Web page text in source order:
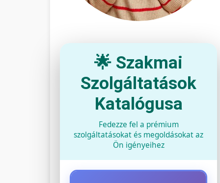
🌟 Szakmai
Szolgáltatások
Katalógusa
Fedezze fel a prémium
szolgáltatásokat és megoldásokat az
Ön igényeihez